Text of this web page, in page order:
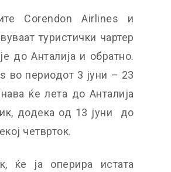
Corendon Airlines и
туристички чартер
до Анталија и обратно.
во периодот 3 јуни – 23
ќе лета до Анталија
додека од 13 јуни до
четврток.
ќе ја оперира истата